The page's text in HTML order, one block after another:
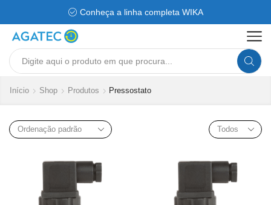
Conheça a linha completa WIKA
Search
Início Shop Produtos Pressostato
Products
per